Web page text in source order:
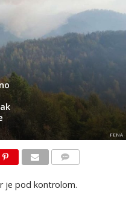
FENA
je pod kontrolom.